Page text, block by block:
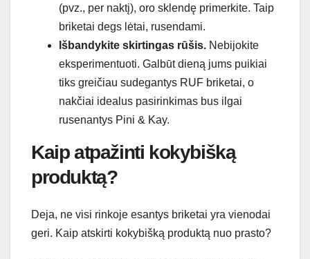
(pvz., per naktį), oro sklendę primerkite. Taip
briketai degs lėtai, rusendami.
Išbandykite skirtingas rūšis. Nebijokite
eksperimentuoti. Galbūt dieną jums puikiai
tiks greičiau sudegantys RUF briketai, o
nakčiai idealus pasirinkimas bus ilgai
rusenantys Pini & Kay.
Kaip atpažinti kokybišką
produktą?
Deja, ne visi rinkoje esantys briketai yra vienodai
geri. Kaip atskirti kokybišką produktą nuo prasto?